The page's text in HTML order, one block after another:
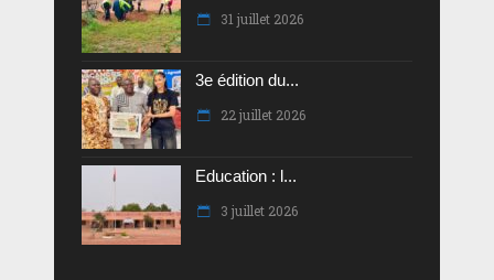
31 juillet 2026
3e édition du...
22 juillet 2026
Education : l...
3 juillet 2026